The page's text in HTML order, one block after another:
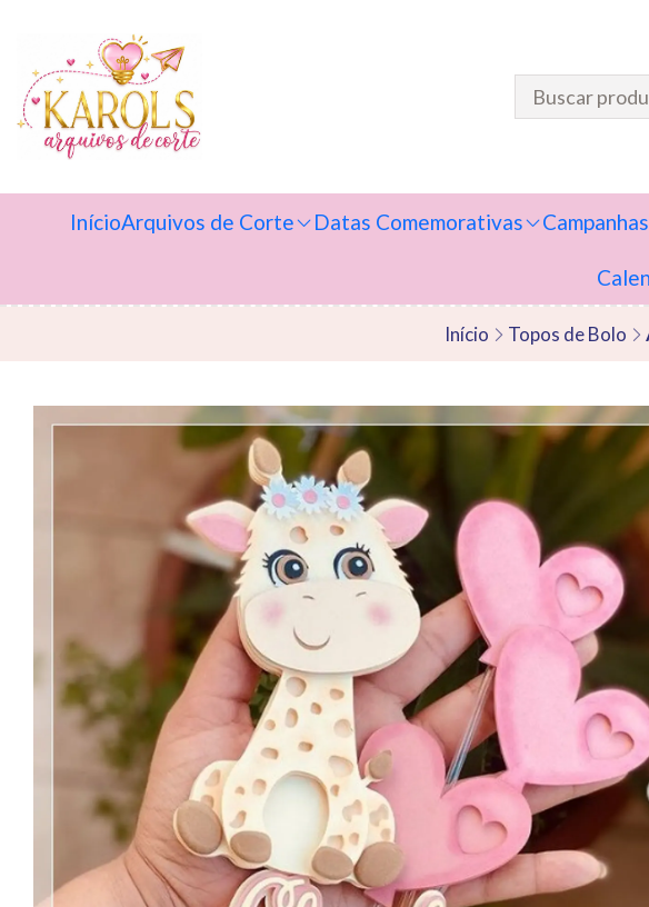
InícioArquivos de Corte Datas Comemorativas
Início Topos de Bolo